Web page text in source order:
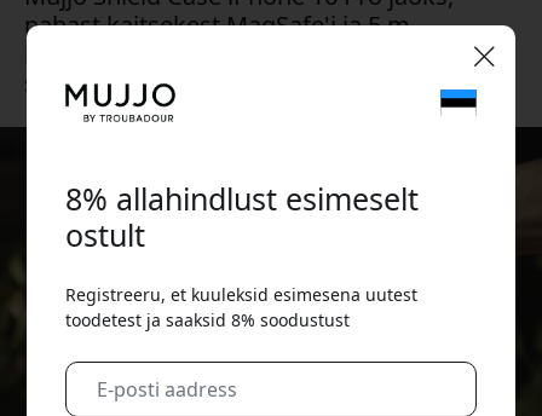
nahast kaitsekest MagSafe'i ja 5 m
sertifitseeritud - Must
8% allahindlust esimeselt
ostult
Registreeru, et kuuleksid esimesena uutest
toodetest ja saaksid 8% soodustust
🎉 Sinu sooduskood:
Kasuta seda koodi kassas, et saada 8%
allahindlust.